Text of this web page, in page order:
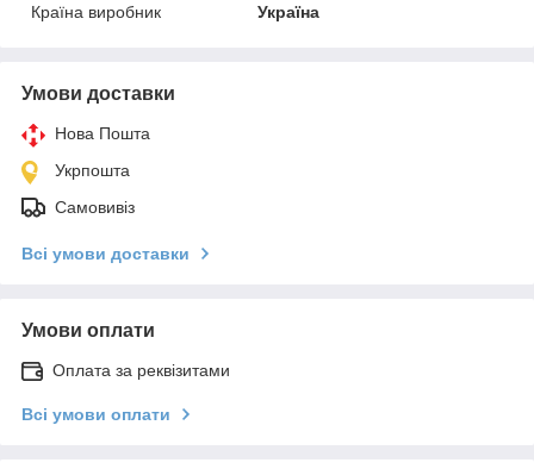
Країна виробник
Україна
Умови доставки
Нова Пошта
Укрпошта
Самовивіз
Всі умови доставки
Умови оплати
Оплата за реквізитами
Всі умови оплати